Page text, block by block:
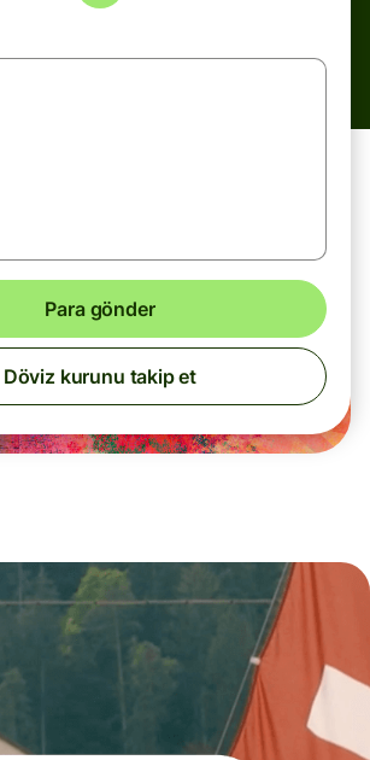
Para gönder
Döviz kurunu takip et